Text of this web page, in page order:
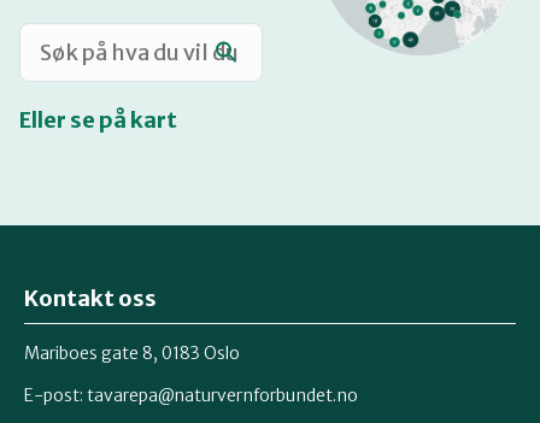
Mitt navn
Retten til reparasjon
Eller se på kart
Kontakt oss
Mariboes gate 8, 0183 Oslo
E-post: tavarepa@naturvernforbundet.no